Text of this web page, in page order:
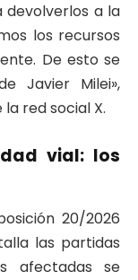
devolverlos a la
los recursos
De esto se
Javier Milei»,
red social X.
vial: los
20/2026
las partidas
afectadas se